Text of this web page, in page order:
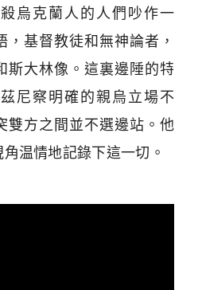
烏克蘭人的人們吵作一
，基督教徒和無神論者，
斯大林像。這裏邊陲的特
尼察明確的親烏立場不
雙方之間並不選邊站。他
温情地記錄下這一切。